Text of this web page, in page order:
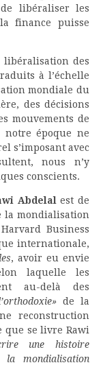
libéraliser les
finance puisse
libéralisation des
à l’échelle
mondiale du
des décisions
mouvements de
notre époque ne
s’imposant avec
nous n’y
conscients.
Abdelal est de
la mondialisation
Business
internationale,
, avoir eu envie
laquelle les
au-delà des
de la
reconstruction
que se livre Rawi
une histoire
mondialisation